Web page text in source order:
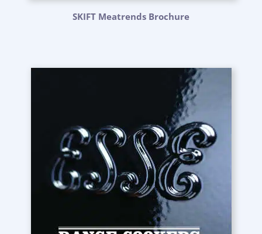
SKIFT Meatrends Brochure